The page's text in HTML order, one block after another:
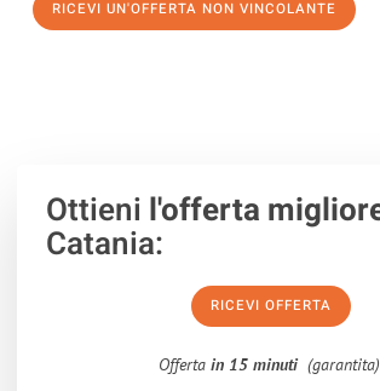
RICEVI UN'OFFERTA NON VINCOLANTE
Ottieni l'offerta
Catania:
RICEVI OFFERTA
Offerta in 15 minuti